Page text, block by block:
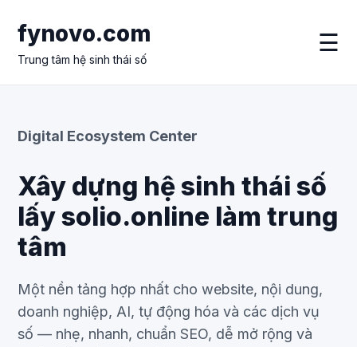
fynovo.com
Trung tâm hệ sinh thái số
☰
Digital Ecosystem Center
Xây dựng hệ sinh thái số
lấy solio.online làm trung
tâm
Một nền tảng hợp nhất cho website, nội dung,
doanh nghiệp, AI, tự động hóa và các dịch vụ
số — nhẹ, nhanh, chuẩn SEO, dễ mở rộng và